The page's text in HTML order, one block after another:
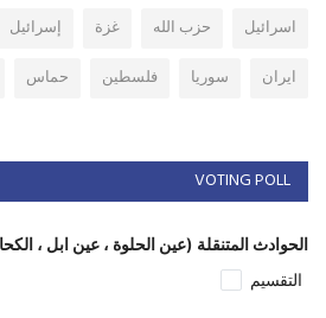
اسرائيل
حزب الله غزة إسرائيل
ايران
سوريا فلسطين حماس
VOTING POLL
الحوادث المتنقلة (عين الحلوة ، عين ابل ،
التقسيم